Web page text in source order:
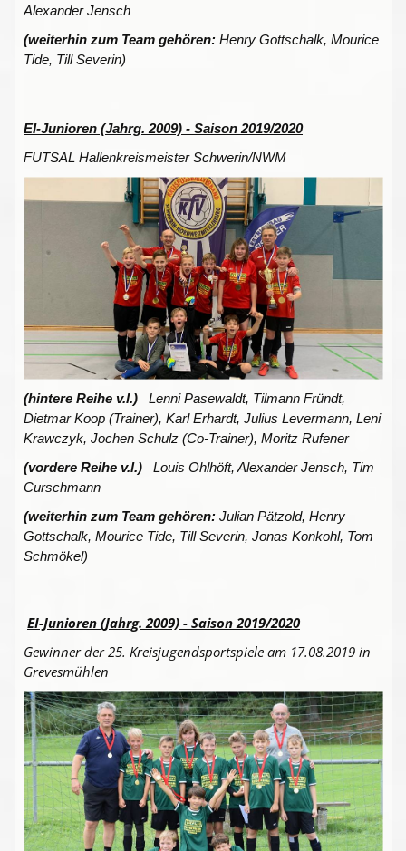
Alexander Jensch
(weiterhin zum Team gehören: Henry Gottschalk, Mourice
Tide, Till Severin)
EI-Junioren (Jahrg. 2009) - Saison 2019/2020
FUTSAL Hallenkreismeister Schwerin/NWM
(hintere Reihe v.l.) Lenni Pasewaldt, Tilmann Fründt,
Dietmar Koop (Trainer), Karl Erhardt, Julius Levermann, Leni
Krawczyk, Jochen Schulz (Co-Trainer), Moritz Rufener
(vordere Reihe v.l.) Louis Ohlhöft, Alexander Jensch, Tim
Curschmann
(weiterhin zum Team gehören: Julian Pätzold, Henry
Gottschalk, Mourice Tide, Till Severin, Jonas Konkohl, Tom
Schmökel)
EI-Junioren (Jahrg. 2009) - Saison 2019/2020
Gewinner der 25. Kreisjugendsportspiele am 17.08.2019 in
Grevesmühlen